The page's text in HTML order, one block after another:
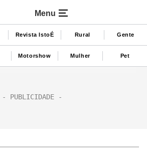
Menu
Revista IstoÉ Rural Gente
Motorshow Mulher Pet